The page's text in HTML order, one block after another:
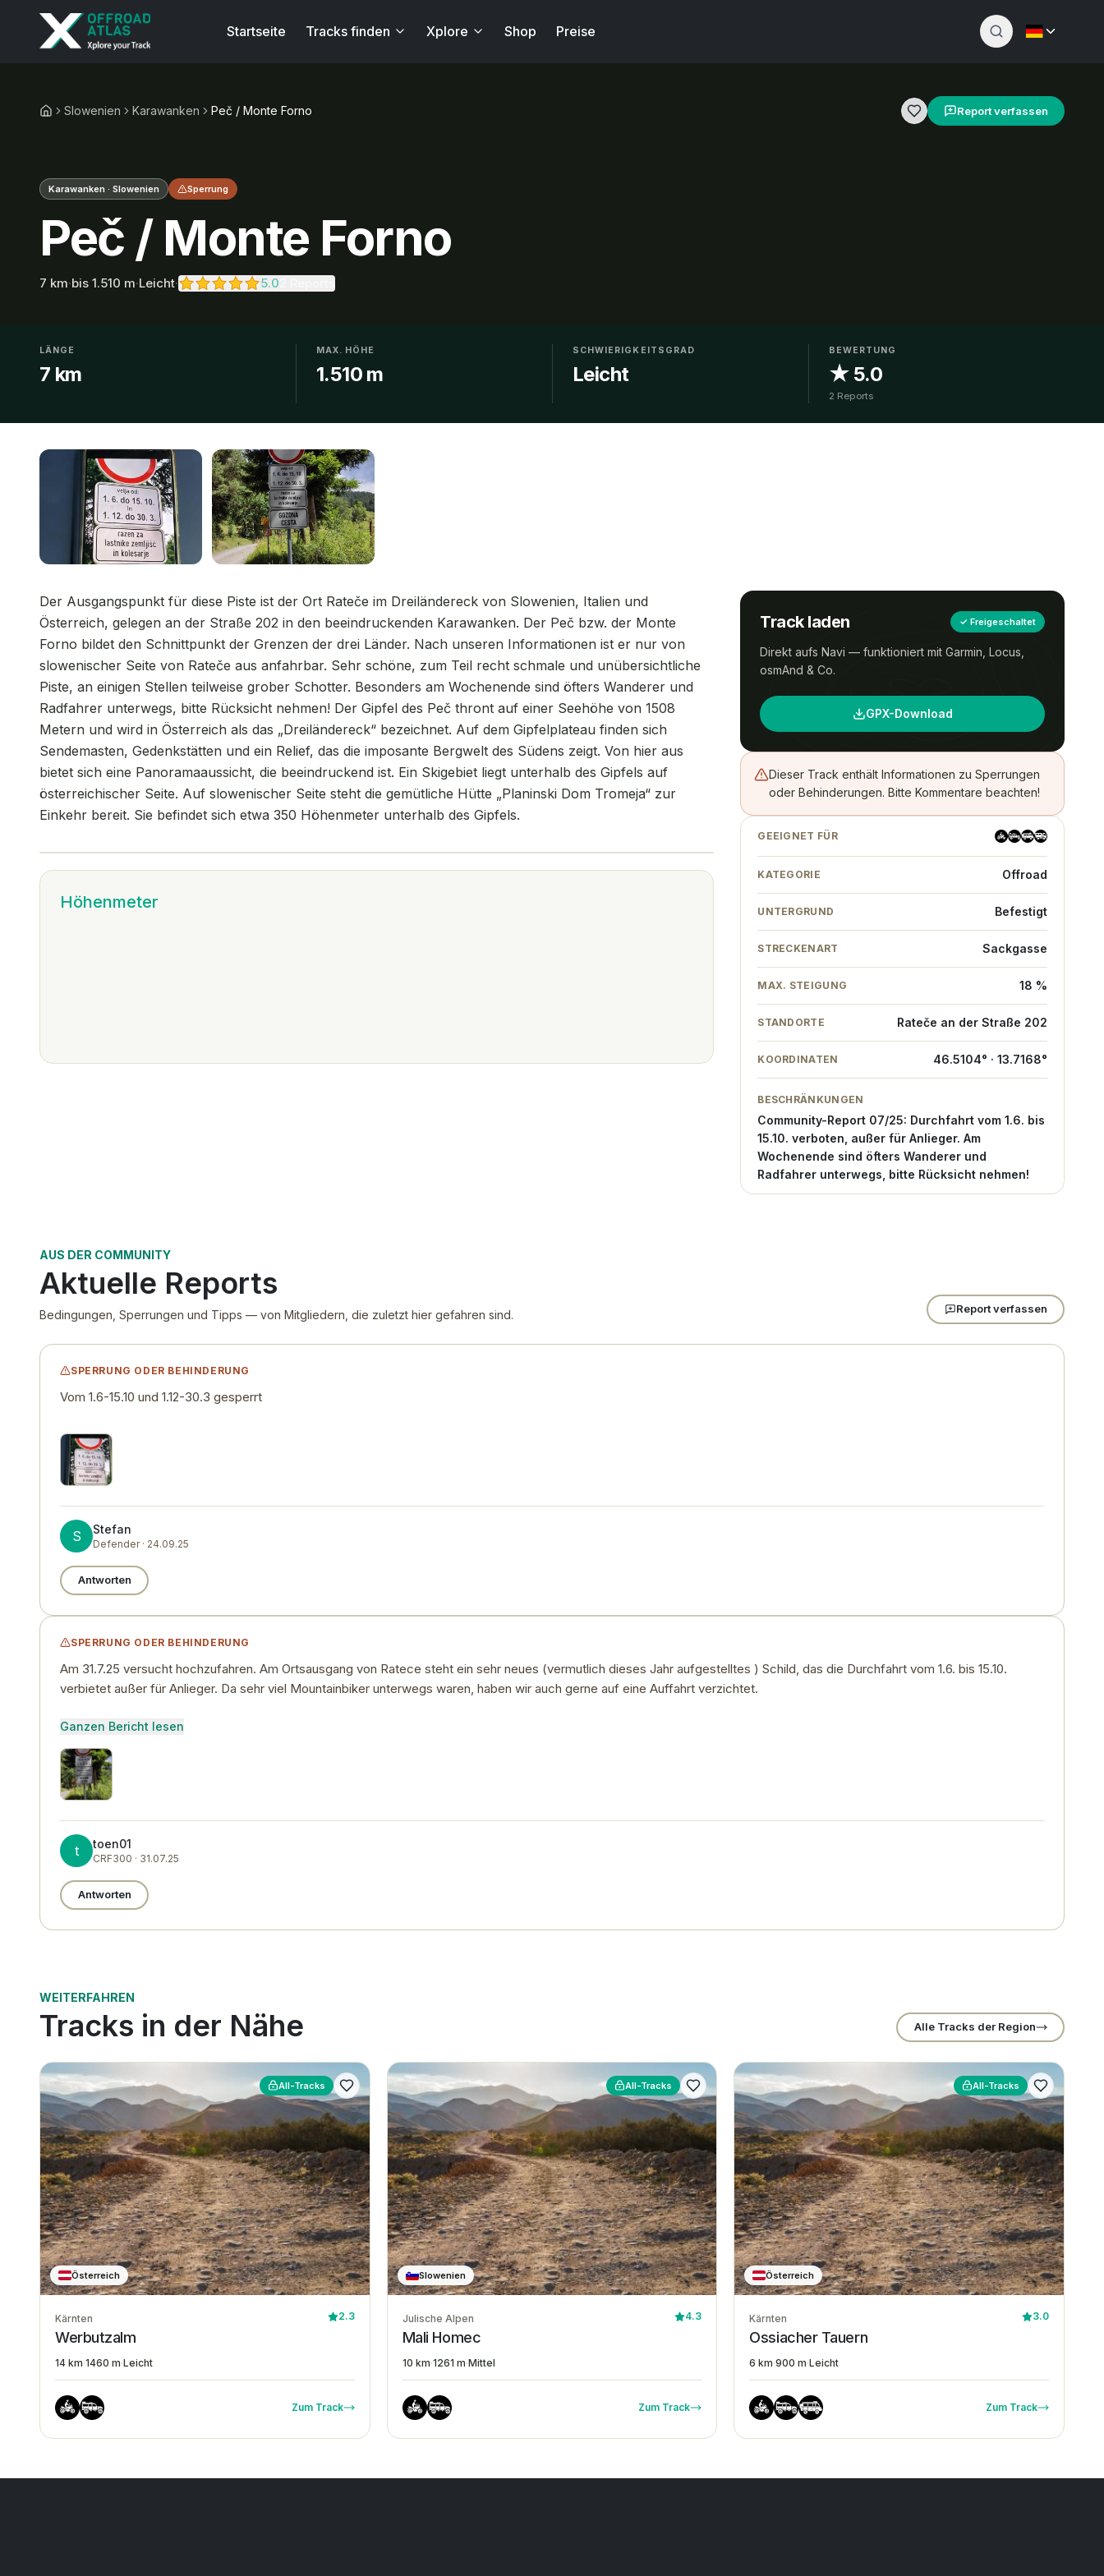
Startseite Tracks finden Xplore Shop Preise
Slowenien Karawanken Peč / Monte Forno Report verfassen
Karawanken · Slowenien Sperrung
Peč / Monte Forno
7 km·bis 1.510 m·Leicht· 5.0 2 Reports
LÄNGE
7 km
MAX. HÖHE
1.510 m
SCHWIERIGKEITSGRAD
Leicht
BEWERTUNG
★ 5.0
2 Reports
Der Ausgangspunkt für diese Piste ist der Ort Rateče im Dreiländereck von Slowenien, Italien und
Österreich, gelegen an der Straße 202 in den beeindruckenden Karawanken. Der Peč bzw. der Monte
Forno bildet den Schnittpunkt der Grenzen der drei Länder. Nach unseren Informationen ist er nur von
slowenischer Seite von Rateče aus anfahrbar. Sehr schöne, zum Teil recht schmale und unübersichtliche
Piste, an einigen Stellen teilweise grober Schotter. Besonders am Wochenende sind öfters Wanderer und
Radfahrer unterwegs, bitte Rücksicht nehmen! Der Gipfel des Peč thront auf einer Seehöhe von 1508
Metern und wird in Österreich als das „Dreiländereck“ bezeichnet. Auf dem Gipfelplateau finden sich
Sendemasten, Gedenkstätten und ein Relief, das die imposante Bergwelt des Südens zeigt. Von hier aus
bietet sich eine Panoramaaussicht, die beeindruckend ist. Ein Skigebiet liegt unterhalb des Gipfels auf
österreichischer Seite. Auf slowenischer Seite steht die gemütliche Hütte „Planinski Dom Tromeja“ zur
Einkehr bereit. Sie befindet sich etwa 350 Höhenmeter unterhalb des Gipfels.
Höhenmeter
Track laden ✓ Freigeschaltet
Direkt aufs Navi — funktioniert mit Garmin, Locus,
osmAnd & Co.
GPX-Download
Dieser Track enthält Informationen zu Sperrungen
oder Behinderungen. Bitte Kommentare beachten!
GEEIGNET FÜR
KATEGORIE Offroad
UNTERGRUND Befestigt
STRECKENART Sackgasse
MAX. STEIGUNG 18 %
STANDORTE Rateče an der Straße 202
KOORDINATEN 46.5104° · 13.7168°
BESCHRÄNKUNGEN
Community-Report 07/25: Durchfahrt vom 1.6. bis
15.10. verboten, außer für Anlieger. Am
Wochenende sind öfters Wanderer und
Radfahrer unterwegs, bitte Rücksicht nehmen!
AUS DER COMMUNITY
Aktuelle Reports
Bedingungen, Sperrungen und Tipps — von Mitgliedern, die zuletzt hier gefahren sind. Report verfassen
SPERRUNG ODER BEHINDERUNG
Vom 1.6-15.10 und 1.12-30.3 gesperrt
S Stefan
Defender · 24.09.25
Antworten
SPERRUNG ODER BEHINDERUNG
Am 31.7.25 versucht hochzufahren. Am Ortsausgang von Ratece steht ein sehr neues (vermutlich dieses Jahr aufgestelltes ) Schild, das die Durchfahrt vom 1.6. bis 15.10.
verbietet außer für Anlieger. Da sehr viel Mountainbiker unterwegs waren, haben wir auch gerne auf eine Auffahrt verzichtet.
Ganzen Bericht lesen
t toen01
CRF300 · 31.07.25
Antworten
WEITERFAHREN
Tracks in der Nähe Alle Tracks der Region
All-Tracks
Österreich
Kärnten 2.3
Werbutzalm
14 km·1460 m·Leicht
Zum Track
All-Tracks
Slowenien
Julische Alpen 4.3
Mali Homec
10 km·1261 m·Mittel
Zum Track
All-Tracks
Österreich
Kärnten 3.0
Ossiacher Tauern
6 km·900 m·Leicht
Zum Track